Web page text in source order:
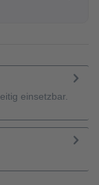
einsetzbar.